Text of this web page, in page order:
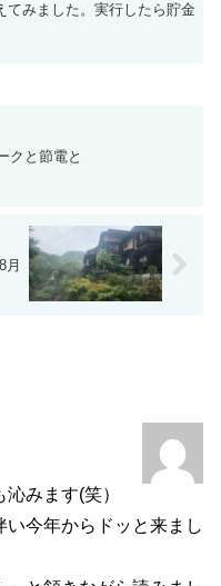
てみました。実行したら貯金
クと節電と
みます(笑）
今年からドッと来まし